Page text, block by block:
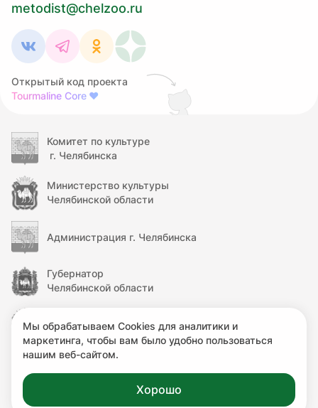
metodist@chelzoo.ru
Открытый код проекта
Tourmaline Core ❤
Комитет по культуре
г. Челябинска
Министерство культуры
Челябинской области
Администрация г. Челябинска
Губернатор
Челябинской области
Челябинской области
Министерство культуры
Российской Федерации
Мы обрабатываем Cookies для аналитики и
маркетинга, чтобы вам было удобно пользоваться
нашим веб-сайтом.
Хорошо